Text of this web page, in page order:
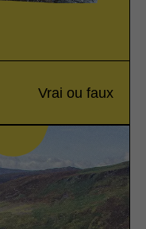
Vrai ou faux